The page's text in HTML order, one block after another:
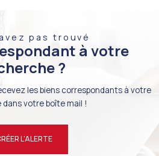
pas trouvé
à votre
?
les biens correspondants à votre
votre boîte mail !
L'ALERTE